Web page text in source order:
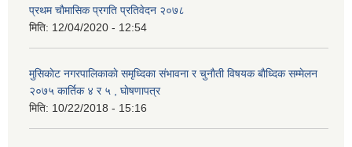
प्रथम चाैमासिक प्रगति प्रतिवेदन २०७८
मिति: 12/04/2020 - 12:54
मुसिकाेट नगरपालिकाकाे समृध्दिका संभावना र चुनाैती विषयक बाैध्दिक सम्मेलन
२०७५ कार्तिक ४ र ५ , घाेषणापत्र
मिति: 10/22/2018 - 15:16